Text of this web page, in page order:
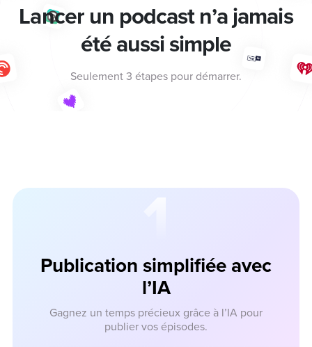
Lancer un podcast n’a jamais
été aussi simple
Seulement 3 étapes pour démarrer.
Publication simplifiée avec
l’IA
Gagnez un temps précieux grâce à l’IA pour
publier vos épisodes.